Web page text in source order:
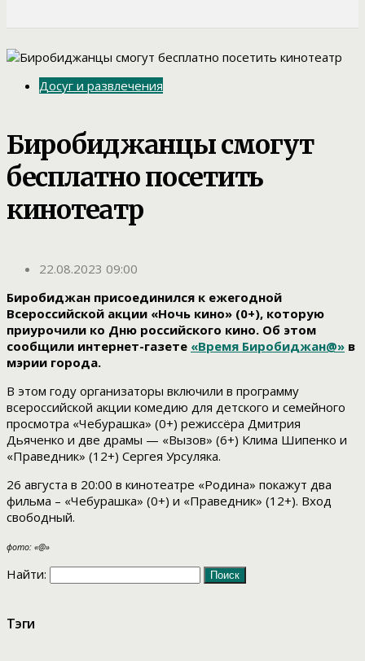
Досуг и развлечения
Биробиджанцы смогут
бесплатно посетить
кинотеатр
22.08.2023 09:00
Биробиджан присоединился к ежегодной
Всероссийской акции «Ночь кино» (0+), которую
приурочили ко Дню российского кино. Об этом
сообщили интернет-газете «Время Биробиджан@» в
мэрии города.
В этом году организаторы включили в программу
всероссийской акции комедию для детского и семейного
просмотра «Чебурашка» (0+) режиссёра Дмитрия
Дьяченко и две драмы — «Вызов» (6+) Клима Шипенко и
«Праведник» (12+) Сергея Урсуляка.
26 августа в 20:00 в кинотеатре «Родина» покажут два
фильма – «Чебурашка» (0+) и «Праведник» (12+). Вход
свободный.
фото: «@»
Найти:
Тэги